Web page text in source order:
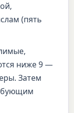
(пять
ниже 9 —
Затем